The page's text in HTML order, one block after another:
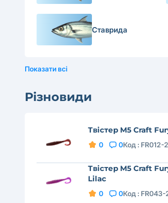
Ставрида
Показати всі
Різновиди
Твістер M5 Craft
0 0Код : FR012-
Твістер M5 Craft
Lilac
0 0Код : FR043-